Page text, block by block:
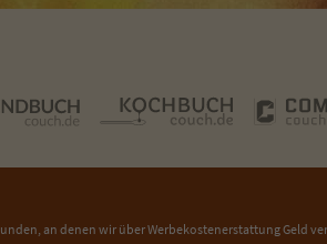
an denen wir über Werbekostenerstattung Geld